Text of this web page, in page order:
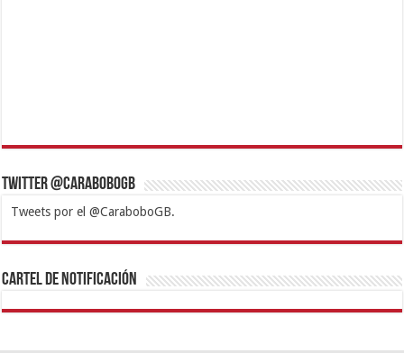
Twitter @CaraboboGB
Tweets por el @CaraboboGB.
1xbetBetturkeyBetistKralbetSupertotobetTipobetMatadorbetMariobet
https://mvbcasino.com/
Cartel de Notificación